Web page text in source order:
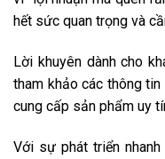
hết sức quan trọng và
Lời khuyên dành cho
tham khảo các thông
cung cấp sản phẩm uy
Với sự phát triển